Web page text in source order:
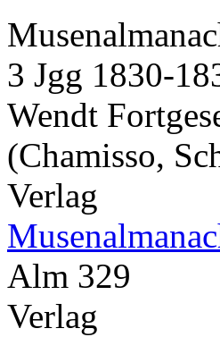
3 Jgg 1830-
Wendt
(Chamisso,
Verlag
Alm 329
Verlag